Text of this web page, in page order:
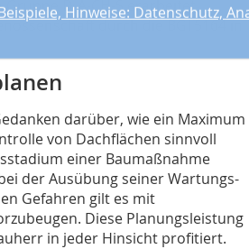
D-A-CH-S erarbeitet
durch die BGI 5164 in
darüber, wie ein Maximum
von Dachflächen sinnvoll
einer Baumaßnahme
der Ausübung seiner Wartungs-
Gefahren gilt es mit
Diese Planungsleistung
in jeder Hinsicht profitiert.
Hinweise: Datenschutz,